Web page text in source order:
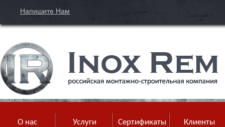
Напишите Нам
О нас Услуги Сертификаты Клиенты